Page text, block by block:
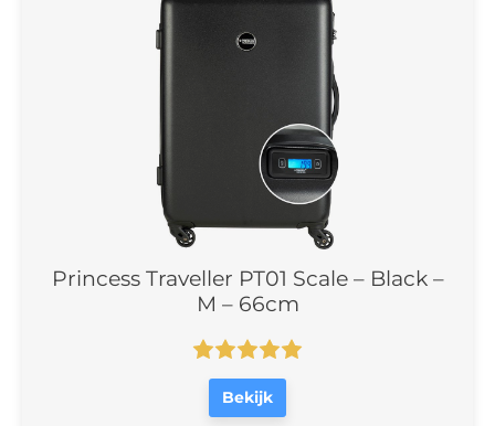
Princess Traveller PT01 Scale – Black –
M – 66cm
Bekijk